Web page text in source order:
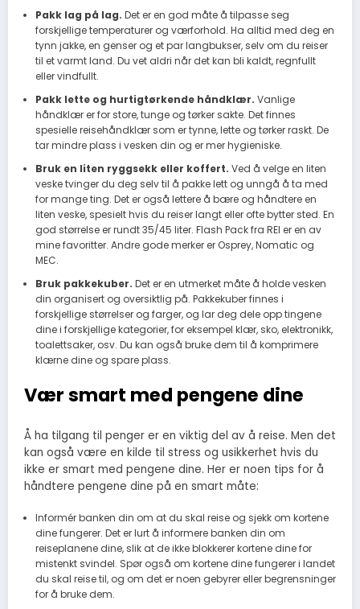
Pakk lag på lag. Det er en god måte å tilpasse seg
forskjellige temperaturer og værforhold. Ha alltid med deg en
tynn jakke, en genser og et par langbukser, selv om du reiser
til et varmt land. Du vet aldri når det kan bli kaldt, regnfullt
eller vindfullt.
Pakk lette og hurtigtørkende håndklær. Vanlige
håndklær er for store, tunge og tørker sakte. Det finnes
spesielle reisehåndklær som er tynne, lette og tørker raskt. De
tar mindre plass i vesken din og er mer hygieniske.
Bruk en liten ryggsekk eller koffert. Ved å velge en liten
veske tvinger du deg selv til å pakke lett og unngå å ta med
for mange ting. Det er også lettere å bære og håndtere en
liten veske, spesielt hvis du reiser langt eller ofte bytter sted. En
god størrelse er rundt 35/45 liter. Flash Pack fra REI er en av
mine favoritter. Andre gode merker er Osprey, Nomatic og
MEC.
Bruk pakkekuber. Det er en utmerket måte å holde vesken
din organisert og oversiktlig på. Pakkekuber finnes i
forskjellige størrelser og farger, og lar deg dele opp tingene
dine i forskjellige kategorier, for eksempel klær, sko, elektronikk,
toalettsaker, osv. Du kan også bruke dem til å komprimere
klærne dine og spare plass.
Vær smart med pengene dine
Å ha tilgang til penger er en viktig del av å reise. Men det
kan også være en kilde til stress og usikkerhet hvis du
ikke er smart med pengene dine. Her er noen tips for å
håndtere pengene dine på en smart måte:
Informér banken din om at du skal reise og sjekk om kortene
dine fungerer. Det er lurt å informere banken din om
reiseplanene dine, slik at de ikke blokkerer kortene dine for
mistenkt svindel. Spør også om kortene dine fungerer i landet
du skal reise til, og om det er noen gebyrer eller begrensninger
for å bruke dem.